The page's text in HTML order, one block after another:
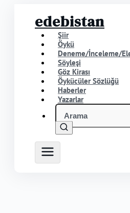
edebistan
Şiir
Öykü
Deneme/İnceleme/
Söyleşi
Göz Kirası
Öykücüler Sözlüğü
Haberler
Yazarlar